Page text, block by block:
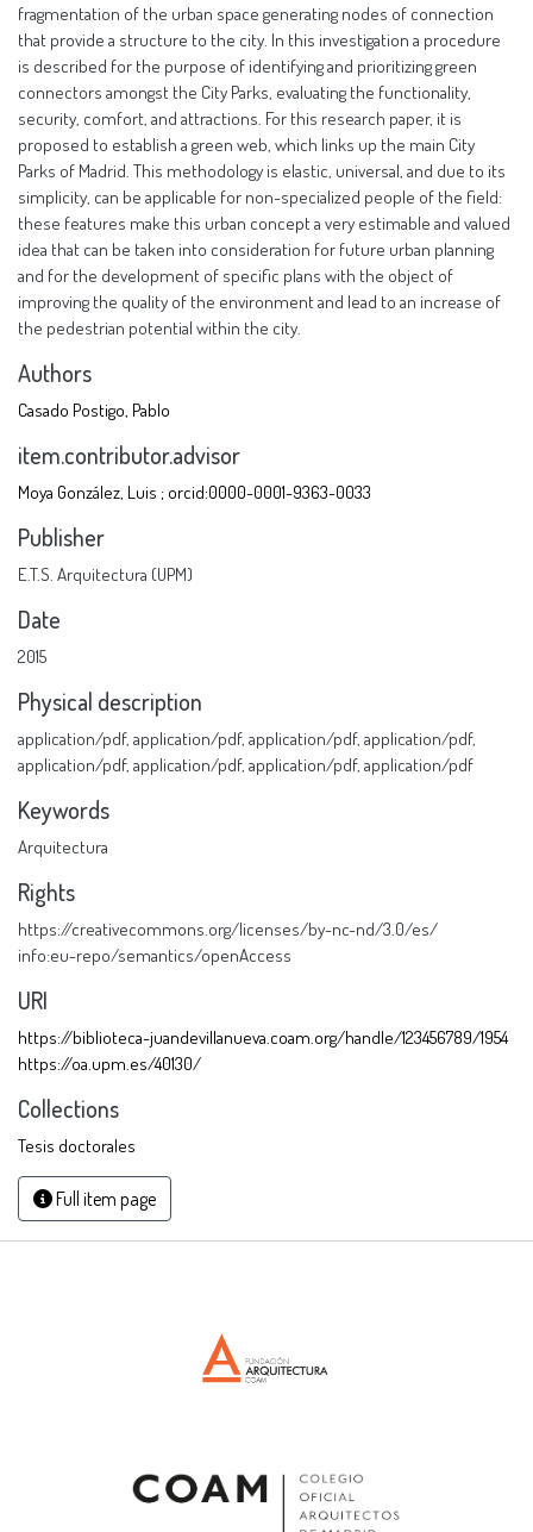
fragmentation of the urban space generating nodes of connection
that provide a structure to the city. In this investigation a procedure
is described for the purpose of identifying and prioritizing green
connectors amongst the City Parks, evaluating the functionality,
security, comfort, and attractions. For this research paper, it is
proposed to establish a green web, which links up the main City
Parks of Madrid. This methodology is elastic, universal, and due to its
simplicity, can be applicable for non-specialized people of the field:
these features make this urban concept a very estimable and valued
idea that can be taken into consideration for future urban planning
and for the development of specific plans with the object of
improving the quality of the environment and lead to an increase of
the pedestrian potential within the city.
Authors
Casado Postigo, Pablo
item.contributor.advisor
Moya González, Luis ; orcid:0000-0001-9363-0033
Publisher
E.T.S. Arquitectura (UPM)
Date
2015
Physical description
application/pdf, application/pdf, application/pdf, application/pdf,
application/pdf, application/pdf, application/pdf, application/pdf
Keywords
Arquitectura
Rights
https://creativecommons.org/licenses/by-nc-nd/3.0/es/
info:eu-repo/semantics/openAccess
URI
https://biblioteca-juandevillanueva.coam.org/handle/123456789/1954
https://oa.upm.es/40130/
Collections
Tesis doctorales
Full item page